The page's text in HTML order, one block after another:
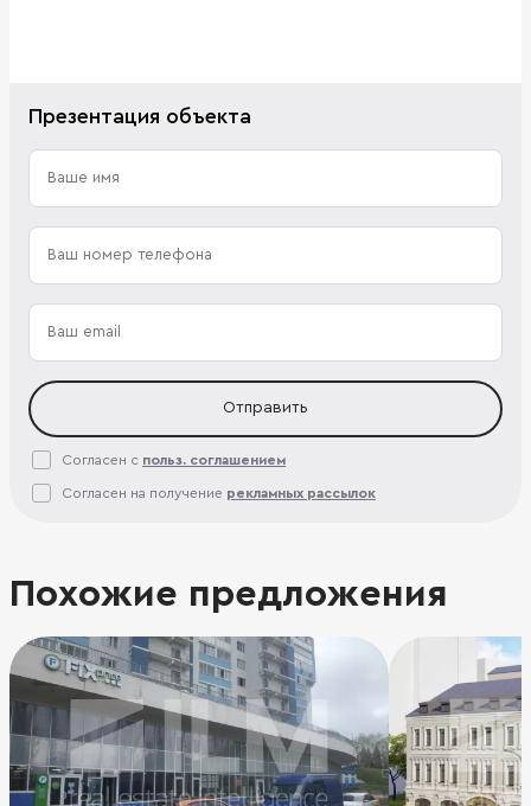
Презентация объекта
Отправить
Согласен с польз. соглашением
Согласен на получение рекламных рассылок
Похожие предложения